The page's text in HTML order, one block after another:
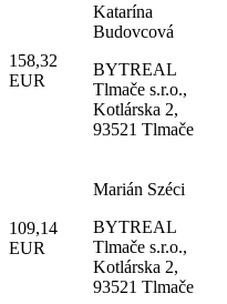
158,32
EUR
Katarína
Budovcová
BYTREAL
Tlmače s.r.o.,
Kotlárska 2,
93521 Tlmače
109,14
EUR
Marián Széci
BYTREAL
Tlmače s.r.o.,
Kotlárska 2,
93521 Tlmače